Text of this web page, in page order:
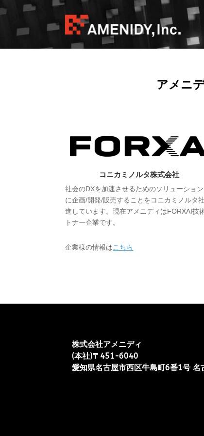
アメニ
コニカミノルタ株式会社
社会のDXを加速させるためのソリューショ
に企画/開発/販売することをコニカミノルタ
進しています。現在アメニディはFORXAI技
トナー企業です。
企業様の情報はこちら
株式会社アメニディ
(本社)〒451-6040
愛知県名古屋市西区牛島町6番1号